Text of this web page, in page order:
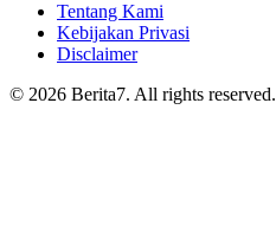
Tentang Kami
Kebijakan Privasi
Disclaimer
© 2026 Berita7. All rights reserved.